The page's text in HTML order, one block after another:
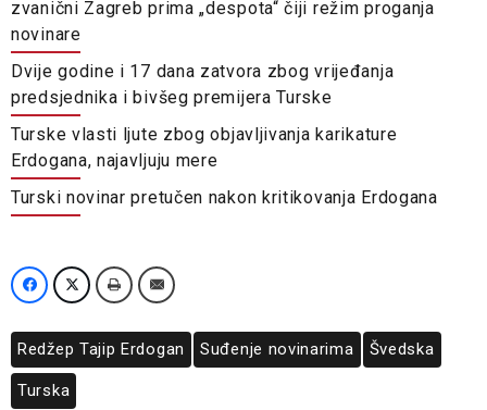
zvanični Zagreb prima „despota“ čiji režim proganja
novinare
Dvije godine i 17 dana zatvora zbog vrijeđanja
predsjednika i bivšeg premijera Turske
Turske vlasti ljute zbog objavljivanja karikature
Erdogana, najavljuju mere
Turski novinar pretučen nakon kritikovanja Erdogana
Redžep Tajip Erdogan Suđenje novinarima Švedska
Turska